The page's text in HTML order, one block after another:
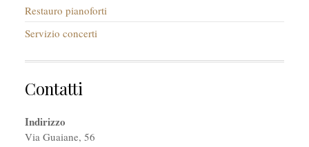
Restauro pianoforti
Servizio concerti
Contatti
Indirizzo
Via Guaiane, 56